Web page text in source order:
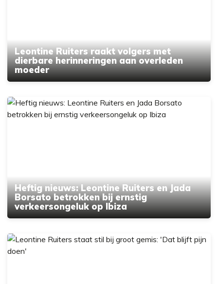
Leontine Ruiters raakt volgers met
dierbare herinneringen aan overleden
moeder
Heftig nieuws: Leontine Ruiters en Jada
Borsato betrokken bij ernstig
verkeersongeluk op Ibiza